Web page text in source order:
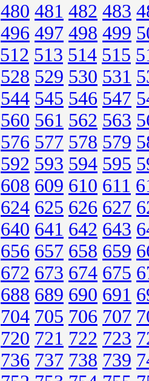
480 481 482 483
496 497 498 499
512 513 514 515
528 529 530 531
544 545 546 547
560 561 562 563
576 577 578 579
592 593 594 595
608 609 610 611
624 625 626 627
640 641 642 643
656 657 658 659
672 673 674 675
688 689 690 691
704 705 706 707
720 721 722 723
736 737 738 739